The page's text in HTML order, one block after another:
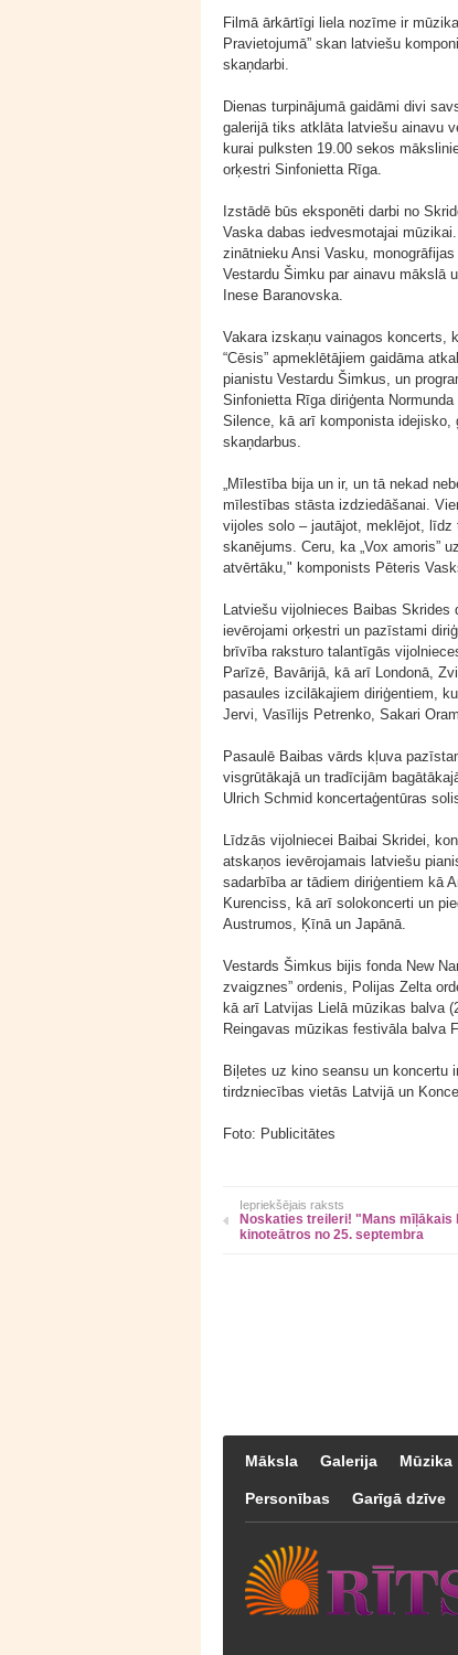
Filmā ārkārtīgi liela nozīme ir
Pravietojumā” skan latviešu
skaņdarbi.
Dienas turpinājumā gaidāmi divi
galerijā tiks atklāta latviešu ainavu
kurai pulksten 19.00 sekos
orķestri Sinfonietta Rīga.
Izstādē būs eksponēti darbi no
Vaska dabas iedvesmotajai
zinātnieku Ansi Vasku,
Vestardu Šimku par ainavu mākslā
Inese Baranovska.
Vakara izskaņu vainagos koncerts,
“Cēsis” apmeklētājiem gaidāma
pianistu Vestardu Šimkus, un
Sinfonietta Rīga diriģenta
Silence, kā arī komponista idejisko,
skaņdarbus.
„Mīlestība bija un ir, un tā nekad
mīlestības stāsta izdziedāšanai.
vijoles solo – jautājot, meklējot,
skanējums. Ceru, ka „Vox amoris”
atvērtāku," komponists Pēteris
Latviešu vijolnieces Baibas
ievērojami orķestri un pazīstami
brīvība raksturo talantīgās
Parīzē, Bavārijā, kā arī Londonā,
pasaules izcilākajiem diriģentiem,
Jervi, Vasīlijs Petrenko, Sakari
Pasaulē Baibas vārds kļuva
visgrūtākajā un tradīcijām
Ulrich Schmid koncertaģentūras
Līdzās vijolniecei Baibai Skridei,
atskaņos ievērojamais latviešu
sadarbība ar tādiem diriģentiem kā
Kurenciss, kā arī solokoncerti un
Austrumos, Ķīnā un Japānā.
Vestards Šimkus bijis fonda New
zvaigznes” ordenis, Polijas Zelta
kā arī Latvijas Lielā mūzikas balva
Reingavas mūzikas festivāla balva
Biļetes uz kino seansu un koncertu
tirdzniecības vietās Latvijā un
Foto: Publicitātes
Iepriekšējais raksts
Noskaties treileri! "Mans mīļākais
kinoteātros no 25. septembra
Māksla Galerija Mūzika
Personības Garīgā dzīve